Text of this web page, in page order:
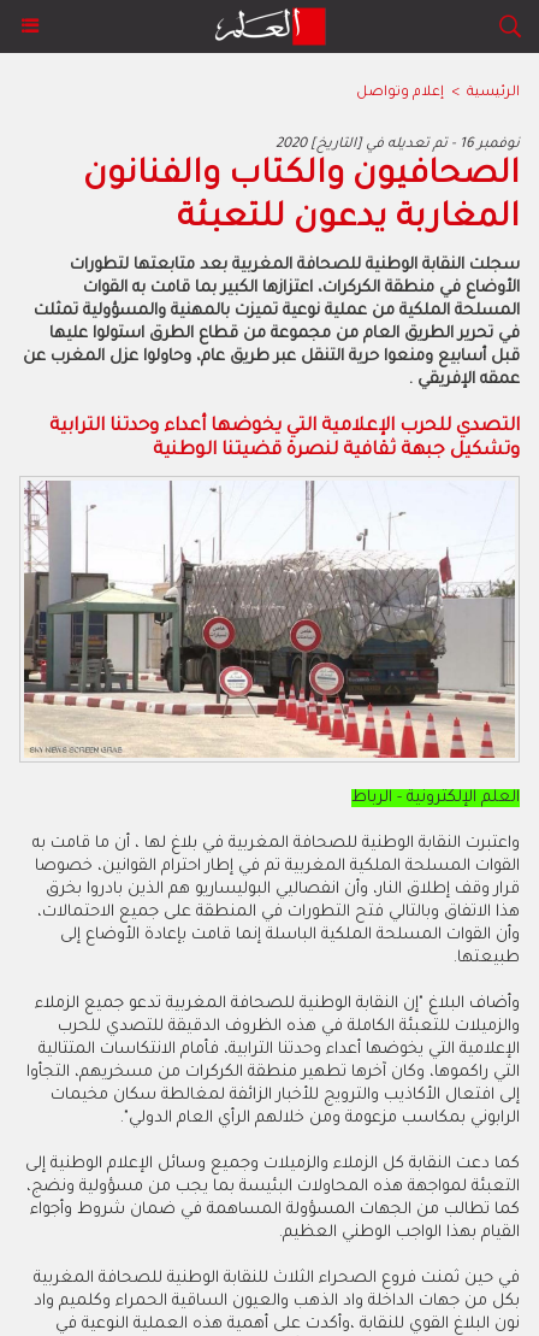
الرئيسية > إعلام وتواصل
2020 نوفمبر 16 - تم تعديله في [التاريخ]
الصحافيون والكتاب والفنانون
المغاربة يدعون للتعبئة
سجلت النقابة الوطنية للصحافة المغربية بعد متابعتها لتطورات
الأوضاع في منطقة الكركرات، اعتزازها الكبير بما قامت به القوات
المسلحة الملكية من عملية نوعية تميزت بالمهنية والمسؤولية تمثلت
في تحرير الطريق العام من مجموعة من قطاع الطرق استولوا عليها
قبل أسابيع ومنعوا حرية التنقل عبر طريق عام، وحاولوا عزل المغرب عن
عمقه الإفريقي .
التصدي للحرب الإعلامية التي يخوضها أعداء وحدتنا الترابية
وتشكيل جبهة ثقافية لنصرة قضيتنا الوطنية
العلم الإلكترونية - الرباط
واعتبرت النقابة الوطنية للصحافة المغربية في بلاغ لها ، أن ما قامت به
القوات المسلحة الملكية المغربية تم في إطار احترام القوانين، خصوصا
قرار وقف إطلاق النار، وأن انفصاليي البوليساريو هم الذين بادروا بخرق
هذا الاتفاق وبالتالي فتح التطورات في المنطقة على جميع الاحتمالات،
وأن القوات المسلحة الملكية الباسلة إنما قامت بإعادة الأوضاع إلى
طبيعتها.
وأضاف البلاغ "إن النقابة الوطنية للصحافة المغربية تدعو جميع الزملاء
والزميلات للتعبئة الكاملة في هذه الظروف الدقيقة للتصدي للحرب
الإعلامية التي يخوضها أعداء وحدتنا الترابية، فأمام الانتكاسات المتتالية
التي راكموها، وكان آخرها تطهير منطقة الكركرات من مسخريهم، التجأوا
إلى افتعال الأكاذيب والترويج للأخبار الزائفة لمغالطة سكان مخيمات
الرابوني بمكاسب مزعومة ومن خلالهم الرأي العام الدولي".
كما دعت النقابة كل الزملاء والزميلات وجميع وسائل الإعلام الوطنية إلى
التعبئة لمواجهة هذه المحاولات البئيسة بما يجب من مسؤولية ونضج،
كما تطالب من الجهات المسؤولة المساهمة في ضمان شروط وأجواء
القيام بهذا الواجب الوطني العظيم.
في حين ثمنت فروع الصحراء الثلاث للنقابة الوطنية للصحافة المغربية
بكل من جهات الداخلة واد الذهب والعيون الساقية الحمراء وكلميم واد
نون البلاغ القوي للنقابة ،وأكدت على أهمية هذه العملية النوعية في